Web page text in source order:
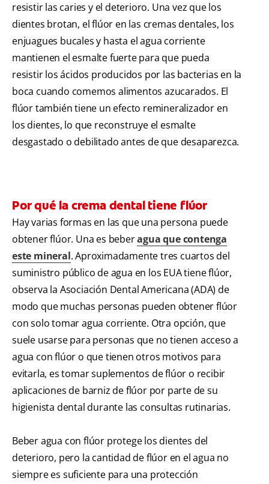
resistir las caries y el deterioro. Una vez que los
dientes brotan, el flúor en las cremas dentales, los
enjuagues bucales y hasta el agua corriente
mantienen el esmalte fuerte para que pueda
resistir los ácidos producidos por las bacterias en la
boca cuando comemos alimentos azucarados. El
flúor también tiene un efecto remineralizador en
los dientes, lo que reconstruye el esmalte
desgastado o debilitado antes de que desaparezca.
Por qué la crema dental tiene flúor
Hay varias formas en las que una persona puede
obtener flúor. Una es beberagua que contenga
este mineral. Aproximadamente tres cuartos del
suministro público de agua en los EUA tiene flúor,
observa la Asociación Dental Americana (ADA) de
modo que muchas personas pueden obtener flúor
con solo tomar agua corriente. Otra opción, que
suele usarse para personas que no tienen acceso a
agua con flúor o que tienen otros motivos para
evitarla, es tomar suplementos de flúor o recibir
aplicaciones de barniz de flúor por parte de su
higienista dental durante las consultas rutinarias.
Beber agua con flúor protege los dientes del
deterioro, pero la cantidad de flúor en el agua no
siempre es suficiente para una protección